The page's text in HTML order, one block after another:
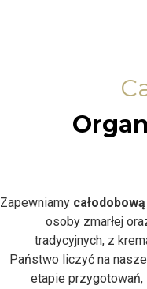
Zapewniamy
osoby zmarłej
tradycyjnych, z
Państwo liczyć na
etapie